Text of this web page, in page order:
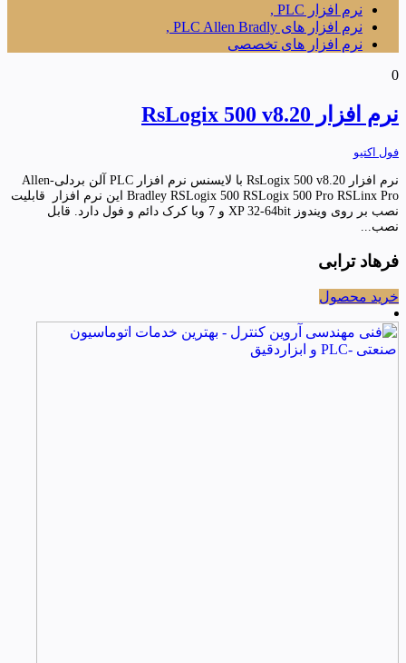
نرم افزار PLC ,
نرم افزار های PLC Allen Bradly ,
نرم افزار های تخصصی
0
نرم افزار RsLogix 500 v8.20
فول اکتیو
نرم افزار RsLogix 500 v8.20 با لایسنس نرم افزار PLC آلن بردلی-Allen
Bradley RSLogix 500 RSLogix 500 Pro RSLinx Pro این نرم افزار قابلیت
نصب بر روی ویندوز XP 32-64bit و 7 وبا کرک دائم و فول دارد. قابل
نصب...
فرهاد ترابی
خرید محصول